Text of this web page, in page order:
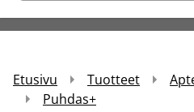
Etusivu Tuotteet
Puhdas+